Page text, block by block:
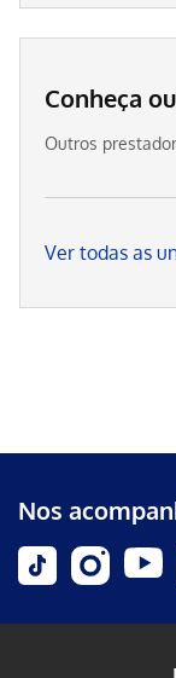
Conheça
Outros
Ver todas as
Nos